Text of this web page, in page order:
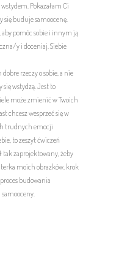
Pokazałam Ci
się buduje samoocenę.
aby pomóc sobie i innym ją
y i doceniaj. Siebie
dobre rzeczy o sobie, a nie
wstydzą. Jest to
może zmienić w Twoich
chcesz wesprzeć się w
trudnych emocji
to zeszyt ćwiczeń
tak zaprojektowany, żeby
moich obrazków, krok
budowania